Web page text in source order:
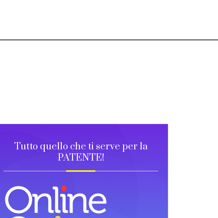
Tutto quello che ti serve per la
PATENTE!